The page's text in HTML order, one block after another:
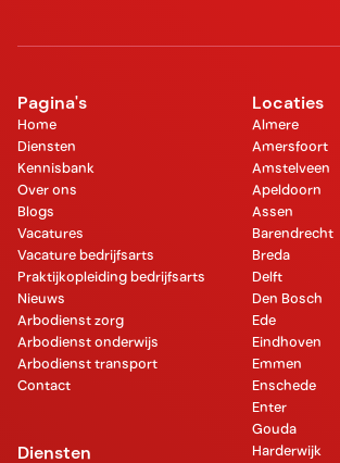
Pagina's
Home
Diensten
Kennisbank
Over ons
Blogs
Vacatures
Vacature bedrijfsarts
Praktijkopleiding bedrijfsarts
Nieuws
Arbodienst zorg
Arbodienst onderwijs
Arbodienst transport
Contact
Diensten
Locaties
Almere
Amersfoort
Amstelveen
Apeldoorn
Assen
Barendrecht
Breda
Delft
Den Bosch
Ede
Eindhoven
Emmen
Enschede
Enter
Gouda
Harderwijk